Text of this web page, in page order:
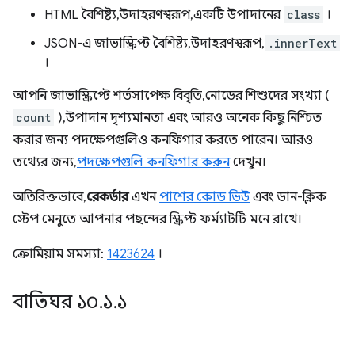
HTML বৈশিষ্ট্য, উদাহরণস্বরূপ, একটি উপাদানের class ।
JSON-এ জাভাস্ক্রিপ্ট বৈশিষ্ট্য, উদাহরণস্বরূপ, .innerText
।
আপনি জাভাস্ক্রিপ্টে শর্তসাপেক্ষ বিবৃতি, নোডের শিশুদের সংখ্যা (
count ), উপাদান দৃশ্যমানতা এবং আরও অনেক কিছু নিশ্চিত
করার জন্য পদক্ষেপগুলিও কনফিগার করতে পারেন। আরও
তথ্যের জন্য,পদক্ষেপগুলি কনফিগার করুনদেখুন।
অতিরিক্তভাবে,রেকর্ডারএখনপাশের কোড ভিউএবং ডান-ক্লিক
স্টেপ মেনুতে আপনার পছন্দের স্ক্রিপ্ট ফর্ম্যাটটি মনে রাখে।
ক্রোমিয়াম সমস্যা: 1423624 ।
বাতিঘর ১০.১.১